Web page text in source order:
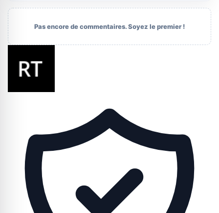
Pas encore de commentaires. Soyez le premier !